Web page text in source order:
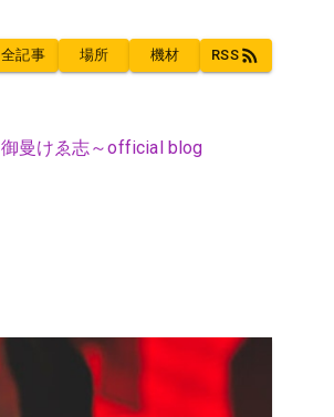
全記事 場所 機材 RSS
御曼けゑ志～official blog